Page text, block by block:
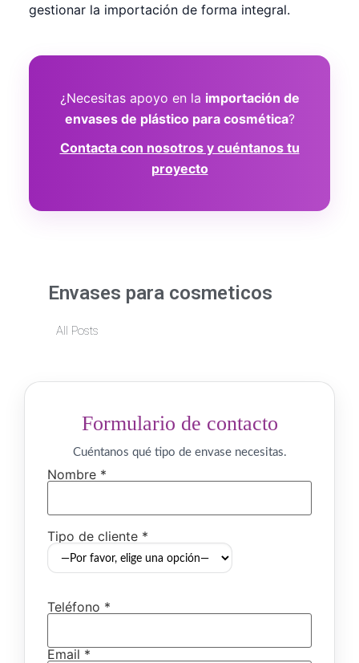
gestionar la importación de forma integral.
¿Necesitas apoyo en la importación de
envases de plástico para cosmética?
Contacta con nosotros y cuéntanos tu
proyecto
Envases para cosmeticos
All Posts
Formulario de contacto
Cuéntanos qué tipo de envase necesitas.
Nombre *
Tipo de cliente *
Teléfono *
Email *